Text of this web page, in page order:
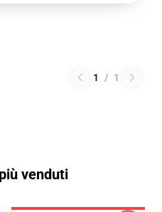
1 / 1
venduti